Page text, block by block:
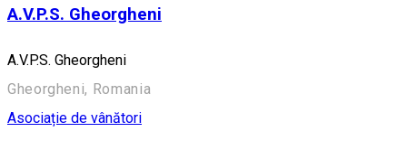
A.V.P.S. Gheorgheni
A.V.P.S. Gheorgheni
Gheorgheni, Romania
Asociație de vânători